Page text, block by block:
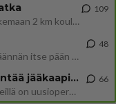
Hesarissa päivitellään lapset joutuu nyt kulkemaan 2 km kouluun jösses. Ruostefillarilla tuo matka menee vaikka miten äk
109
Mutta mies vain tuijottaa, siinä vaiheessa käännän itse pään pois. Mikä juttu? Yleensä jos joku tuijottaa tai katsoo, hä
48
Uusioperheen aikuiset lapset tyhjentää jääkaapin käydessään
Miten selvittäisitte seuraavan ongelman, meillä on uusioperhe, minulla teini-ikäiset lapset ja puolisolla aikuiset, jotk
66